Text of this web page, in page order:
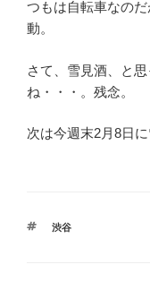
つもは自転車なの
動。
さて、雪見酒、と
ね・・・。残念。
次は今週末2月8日
タ
渋谷